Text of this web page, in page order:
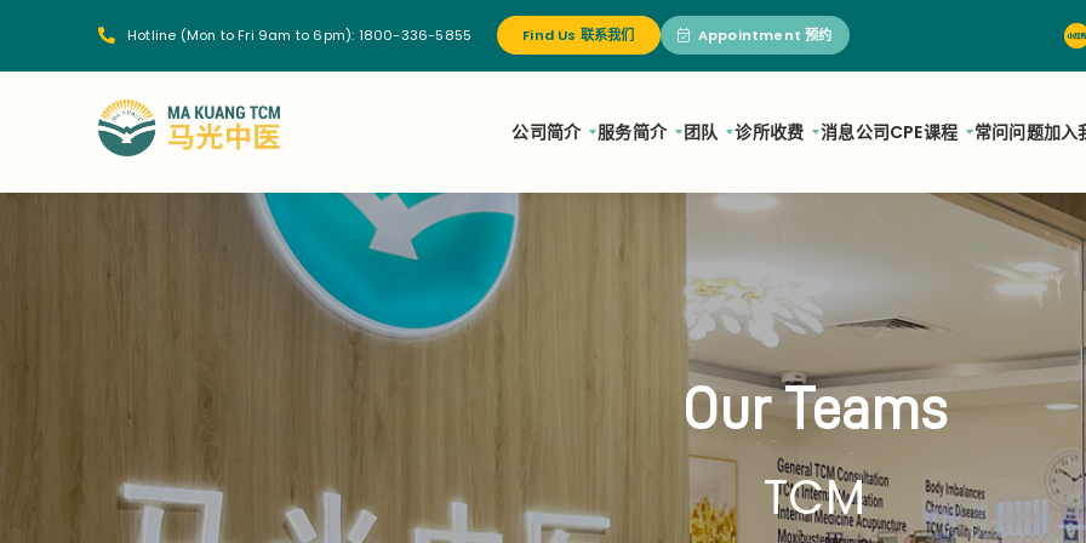
Hotline (Mon to Fri 9am to 6pm): 1800-336-5855 Find Us 联系我们 Appointment 预约
公司简介 服务简介 团队 诊所收费 消息公司CPE课程 常问问题加入
Our Teams
TCM